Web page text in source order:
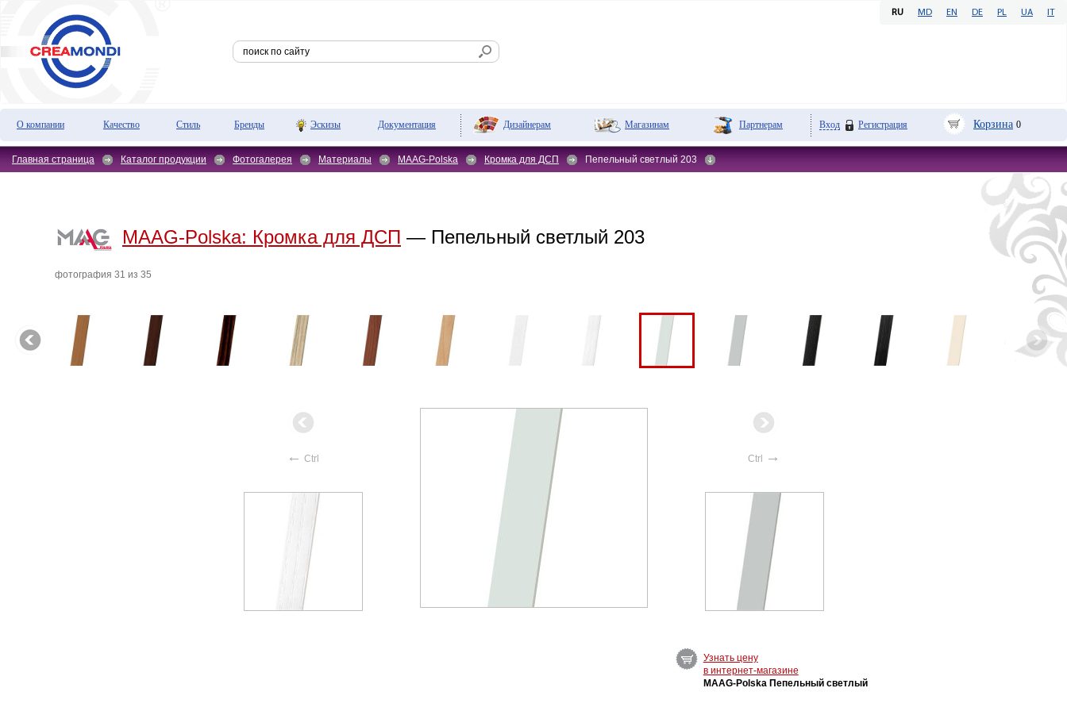
RU MD EN DE PL UA IT
О компании Качество Стиль Бренды Эскизы Документация Дизайнерам Магазинам Партнерам Вход Регистрация Корзина 0
Главная страница Каталог продукции Фотогалерея Материалы MAAG-Polska Кромка для ДСП Пепельный светлый 203
MAAG-Polska: Кромка для ДСП — Пепельный светлый 203
фотография 31 из 35
← Ctrl Ctrl →
Узнать цену
в интернет-магазине
MAAG-Polska Пепельный светлый